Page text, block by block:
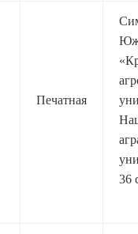
Печатная
36